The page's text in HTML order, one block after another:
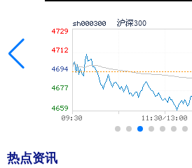
热点资讯